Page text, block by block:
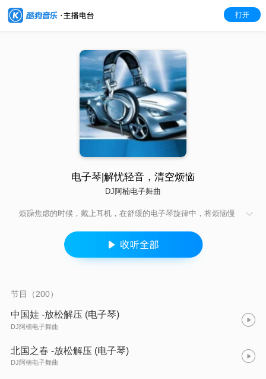
打开
电子琴|解忧轻音，清空烦恼
DJ阿楠电子舞曲
烦躁焦虑的时候，戴上耳机，在舒缓的电子琴旋律中，将烦恼慢
节目（200）
中国娃 -放松解压 (电子琴)
DJ阿楠电子舞曲
北国之春 -放松解压 (电子琴)
DJ阿楠电子舞曲